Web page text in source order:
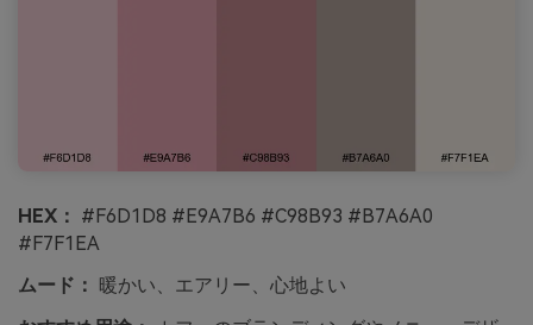
HEX： #F6D1D8 #E9A7B6 #C98B93 #B7A6A0
#F7F1EA
ムード： 暖かい、エアリー、心地よい